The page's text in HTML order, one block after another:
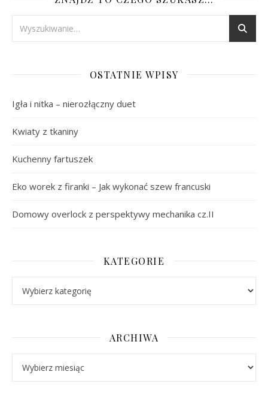
OSTATNIE WPISY
Igła i nitka – nierozłączny duet
Kwiaty z tkaniny
Kuchenny fartuszek
Eko worek z firanki – Jak wykonać szew francuski
Domowy overlock z perspektywy mechanika cz.II
KATEGORIE
ARCHIWA